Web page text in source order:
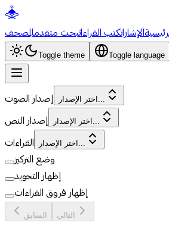
الإشاراتكتب القراءاتبحث متقدمالمصحف
Toggle theme Toggle language
إصدار الصوت اختر الإصدار...
إصدار النص اختر الإصدار...
القراءات اختر الإصدار...
وضع التركيز
إظهار التجويد
إظهار فروق القراءات
السابق التالي